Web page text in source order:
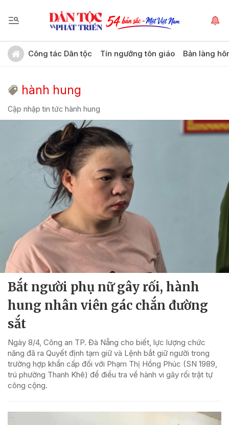
Công tác Dân tộc Tín ngưỡng tôn giáo Bản làng
hành hung
Cập nhập tin tức hành hung
Bắt người phụ nữ gây rối, hành
hung nhân viên gác chắn đường
sắt
Ngày 8/4, Công an TP. Đà Nẵng cho biết, lực lượng chức
năng đã ra Quyết định tạm giữ và Lệnh bắt giữ người trong
trường hợp khẩn cấp đối với Phạm Thị Hồng Phúc (SN 1989,
trú phường Thanh Khê) để điều tra về hành vi gây rối trật tự
công cộng.